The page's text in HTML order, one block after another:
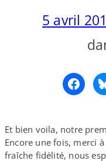
5 avril
Et bien voila, notre
Encore une fois, merci
fraîche fidélité, nous